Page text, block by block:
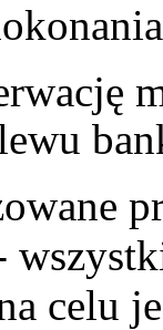
celu